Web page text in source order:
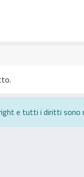
e tutti i diritti sono